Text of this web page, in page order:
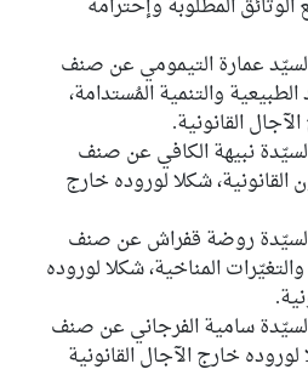
عمارة التيمومي عن صنف
والتنمية المُستدامة،
القانونية.
نبيهة الكافي عن صنف
شكلا لوروده خارج
روضة قفراش عن صنف
المناخية، شكلا لوروده
سامية الفرجاني عن صنف
خارج الآجال القانونية